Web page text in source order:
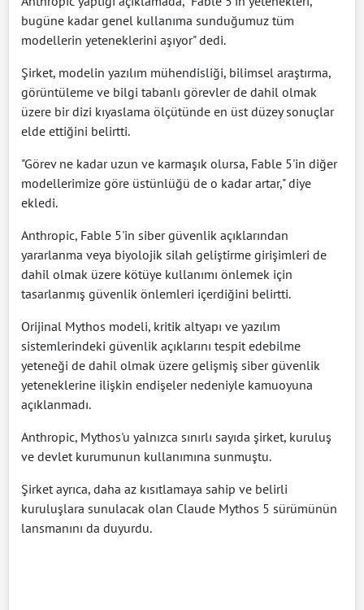
bugüne kadar genel kullanıma sunduğumuz tüm
modellerin yeteneklerini aşıyor" dedi.
Şirket, modelin yazılım mühendisliği, bilimsel araştırma,
görüntüleme ve bilgi tabanlı görevler de dahil olmak
üzere bir dizi kıyaslama ölçütünde en üst düzey sonuçlar
elde ettiğini belirtti.
"Görev ne kadar uzun ve karmaşık olursa, Fable 5'in diğer
modellerimize göre üstünlüğü de o kadar artar," diye
ekledi.
Anthropic, Fable 5'in siber güvenlik açıklarından
yararlanma veya biyolojik silah geliştirme girişimleri de
dahil olmak üzere kötüye kullanımı önlemek için
tasarlanmış güvenlik önlemleri içerdiğini belirtti.
Orijinal Mythos modeli, kritik altyapı ve yazılım
sistemlerindeki güvenlik açıklarını tespit edebilme
yeteneği de dahil olmak üzere gelişmiş siber güvenlik
yeteneklerine ilişkin endişeler nedeniyle kamuoyuna
açıklanmadı.
Anthropic, Mythos'u yalnızca sınırlı sayıda şirket, kuruluş
ve devlet kurumunun kullanımına sunmuştu.
Şirket ayrıca, daha az kısıtlamaya sahip ve belirli
kuruluşlara sunulacak olan Claude Mythos 5 sürümünün
lansmanını da duyurdu.